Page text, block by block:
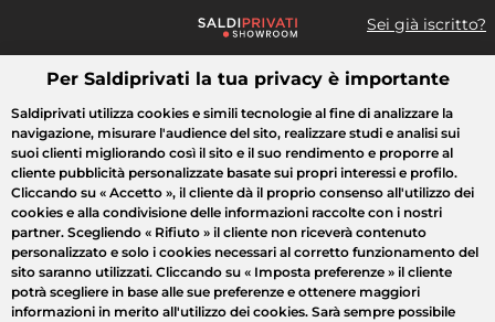
Sei già iscritto?
Cosa cerchi?
Tutte le vendite Moda Casa Bellezza Elettrodomestici
Per Saldiprivati la tua privacy è importante
Saldiprivati utilizza cookies e simili tecnologie al fine di analizzare la
navigazione, misurare l'audience del sito, realizzare studi e analisi sui
suoi clienti migliorando così il sito e il suo rendimento e proporre al
cliente pubblicità personalizzate basate sui propri interessi e profilo.
Cliccando su « Accetto », il cliente dà il proprio consenso all'utilizzo dei
cookies e alla condivisione delle informazioni raccolte con i nostri
partner. Scegliendo « Rifiuto » il cliente non riceverà contenuto
personalizzato e solo i cookies necessari al corretto funzionamento del
sito saranno utilizzati. Cliccando su « Imposta preferenze » il cliente
potrà scegliere in base alle sue preferenze e ottenere maggiori
informazioni in merito all'utilizzo dei cookies. Sarà sempre possibile